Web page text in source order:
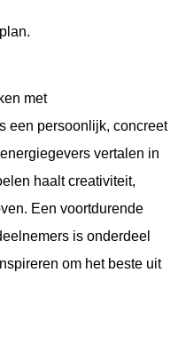
met
een persoonlijk, concreet
vertalen in
haalt creativiteit,
Een voortdurende
is onderdeel
om het beste uit